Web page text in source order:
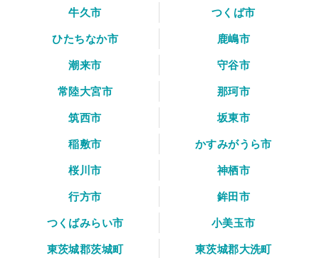
牛久市
つくば市
ひたちなか市
鹿嶋市
潮来市
守谷市
常陸大宮市
那珂市
筑西市
坂東市
稲敷市
かすみがうら市
桜川市
神栖市
行方市
鉾田市
つくばみらい市
小美玉市
東茨城郡茨城町
東茨城郡大洗町